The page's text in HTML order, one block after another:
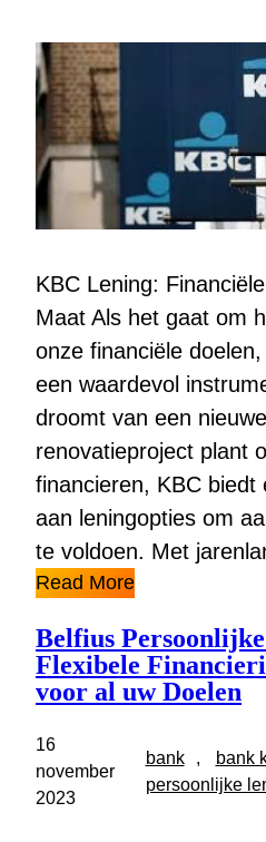
KBC Lening:
Maat Als het gaat om
onze financiële
een waardevol
droomt van een
renovatieproject plant
financieren, KBC biedt
aan leningopties om
te voldoen. Met
Read More
Belfius
Flexibele
voor al uw Doelen
16
november
2023
bank , bank
persoonlijke